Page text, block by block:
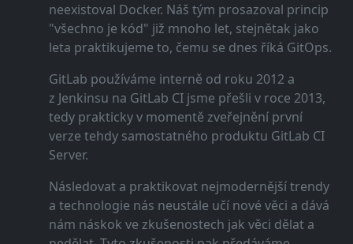
neexistoval Docker. Náš tým prosazoval princip
"všechno je kód" již mnoho let, stejnětak jako
leta praktikujeme to, čemu se dnes říká GitOps.
GitLab používáme interně od roku 2012 a
z Jenkinsu na GitLab CI jsme přešli v roce 2013,
tedy prakticky v momentě zveřejnění první
verze tehdy samostatného produktu GitLab CI
Server.
Následovat a praktikovat nejmodernější trendy
a technologie nás neustále učí nové věci a dává
nám náskok ve zkušenostech jak věci dělat a